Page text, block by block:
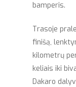
bamperis.
Trasoje
finišą,
kilometrų
keliais iki
Dakaro